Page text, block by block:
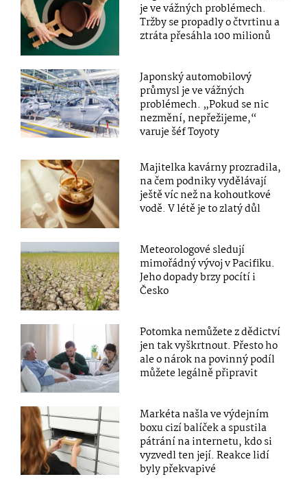
je ve vážných problémech.
Tržby se propadly o čtvrtinu a
ztráta přesáhla 100 milionů
Japonský automobilový
průmysl je ve vážných
problémech. „Pokud se nic
nezmění, nepřežijeme,“
varuje šéf Toyoty
Majitelka kavárny prozradila,
na čem podniky vydělávají
ještě víc než na kohoutkové
vodě. V létě je to zlatý důl
Meteorologové sledují
mimořádný vývoj v Pacifiku.
Jeho dopady brzy pocítí i
Česko
Potomka nemůžete z dědictví
jen tak vyškrtnout. Přesto ho
ale o nárok na povinný podíl
můžete legálně připravit
Markéta našla ve výdejním
boxu cizí balíček a spustila
pátrání na internetu, kdo si
vyzvedl ten její. Reakce lidí
byly překvapivé